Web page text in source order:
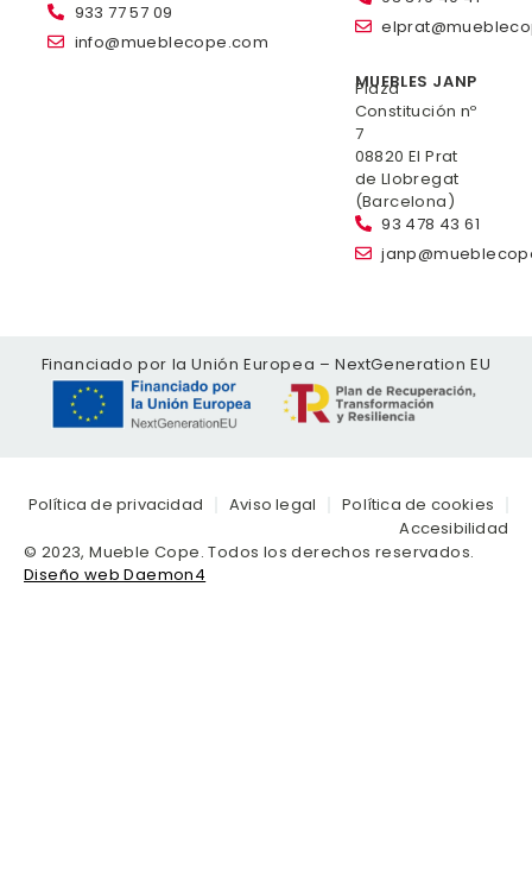
933 77 57 09
info@mueblecope.com
MUEBLES JANP
Plaza
Constitución nº
7
08820 El Prat
de Llobregat
(Barcelona)
93 478 43 61
Financiado por la Unión Europea – NextGeneration EU
© 2023, Mueble Cope. Todos los derechos reservados.
Diseño web Daemon4
Política de privacidad Aviso legal
Política de cookies
Accesibilidad